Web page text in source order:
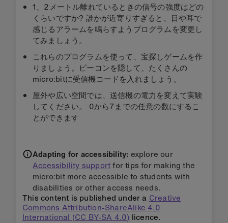
1、2メートル離れているときの信号の強度はどの
くらいですか? 誰かが近寄りすぎると、目や耳で
感じるアラームを鳴らすようプログラムを変更し
てみましょう。
これらのプログラムを使って、宝探しゲームを作
りましょう。ビーコンを隠して、たくさんの
micro:bitに受信機コードを入れましょう。
屋外や広い空間では、送信機の電力を変えて実験
してください。 0から7までの任意の数にするこ
とができます
Adapting for accessibility: explore our
Accessibility supportfor tips for making the
micro:bit more accessible to students with
disabilities or other access needs.
This content is published under a Creative
Commons Attribution-ShareAlike 4.0
International (CC BY-SA 4.0) licence.